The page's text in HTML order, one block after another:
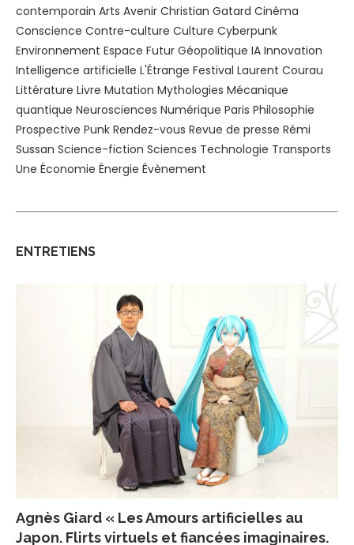
contemporain Arts Avenir Christian Gatard Cinéma
Conscience Contre-culture Culture Cyberpunk
Environnement Espace Futur Géopolitique IA Innovation
Intelligence artificielle L'Étrange Festival Laurent Courau
Littérature Livre Mutation Mythologies Mécanique
quantique Neurosciences Numérique Paris Philosophie
Prospective Punk Rendez-vous Revue de presse Rémi
Sussan Science-fiction Sciences Technologie Transports
Une Économie Énergie Évènement
ENTRETIENS
Agnès Giard « Les Amours artificielles au
Japon. Flirts virtuels et fiancées imaginaires.